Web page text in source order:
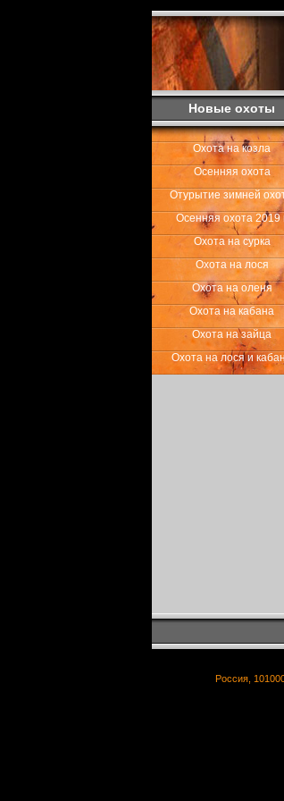
Новые охоты
Охота на козла
Осенняя охота
Отурытие зимней
Осенняя охота 2019
Охота на сурка
Охота на лося
Охота на оленя
Охота на кабана
Охота на зайца
Охота на лося и
Россия,